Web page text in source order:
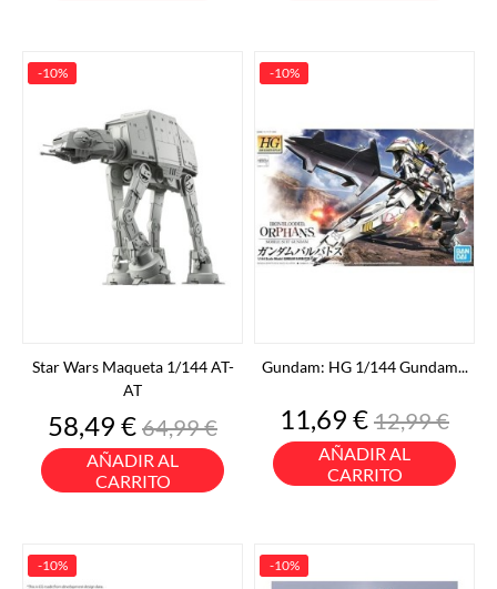
Star Wars Maqueta 1/144 AT-
AT
Precio
58,49 €Precio
base
64,99 €
AÑADIR AL
CARRITO
-10%
Gundam: HG 1/144 Gundam...
Precio
11,69 €Precio
base
12,99 €
AÑADIR AL
CARRITO
-10%
-10% -10%